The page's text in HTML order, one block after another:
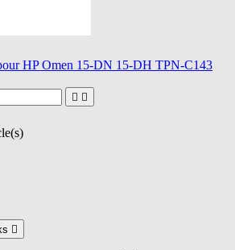
HP Omen 15-DN 15-DH TPN-C143
 
